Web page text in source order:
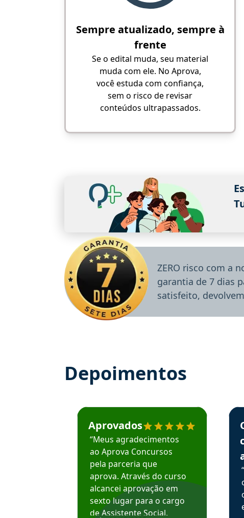
Sempre atualizado, sempre à
frente
Se o edital muda, seu material
muda com ele. No Aprova,
você estuda com confiança,
sem o risco de revisar
conteúdos ultrapassados.
ZERO risco com a
garantia de 7 dias
satisfeito,
Depoimentos
Estudante José recomenda o Aprova Concursos
Aprovados
“Meus agradecimentos
ao Aprova Concursos
pela parceria que
aprova. Através do curso
alcancei aprovação em
sexto lugar para o cargo
de Assistente Social.